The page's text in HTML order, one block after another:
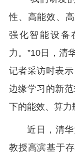
性、高能效、
强化智能设备
力。”10日，清
记者采访时表
边缘学习的新
下的能效、算力
近日，清
教授高滨基于